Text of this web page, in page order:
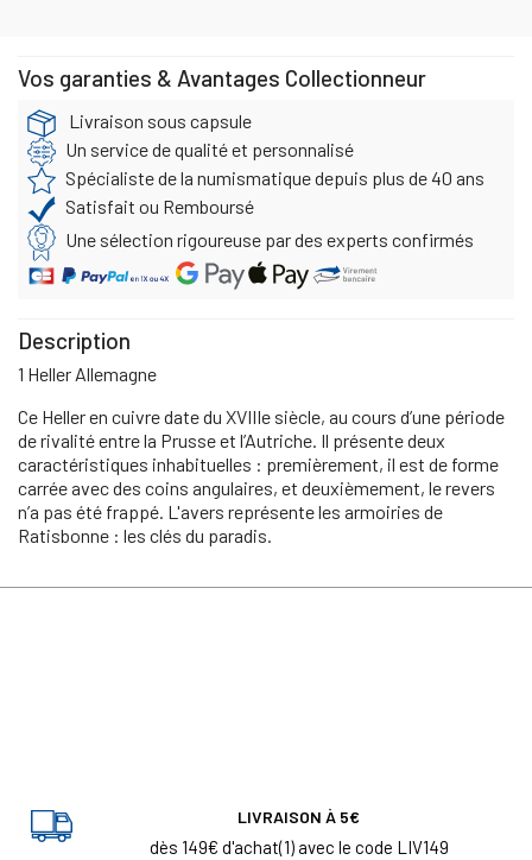
Vos garanties & Avantages Collectionneur
Livraison sous capsule
Un service de qualité et personnalisé
Spécialiste de la numismatique depuis plus de 40 ans
Satisfait ou Remboursé
Une sélection rigoureuse par des experts confirmés
Description
1 Heller Allemagne
Ce Heller en cuivre date du XVIIIe siècle, au cours d’une période
de rivalité entre la Prusse et l’Autriche. Il présente deux
caractéristiques inhabituelles : premièrement, il est de forme
carrée avec des coins angulaires, et deuxièmement, le revers
n’a pas été frappé. L'avers représente les armoiries de
Ratisbonne : les clés du paradis.
LIVRAISON À 5€
dès 149€ d'achat(1) avec le code LIV149